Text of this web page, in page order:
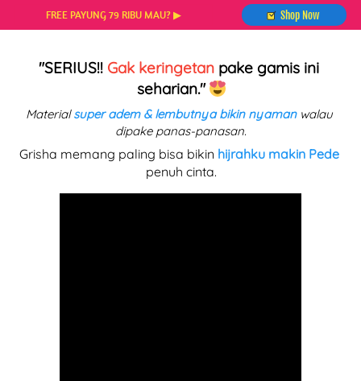
"SERIUS!! Gak keringetan pake gamis ini
seharian."
Material super adem & lembutnya bikin nyaman walau
dipake panas-panasan.
Grisha memang paling bisa bikin hijrahku makin Pede
penuh cinta.
`
FREE PAYUNG 79 RIBU MAU? ▶ ` Shop Now